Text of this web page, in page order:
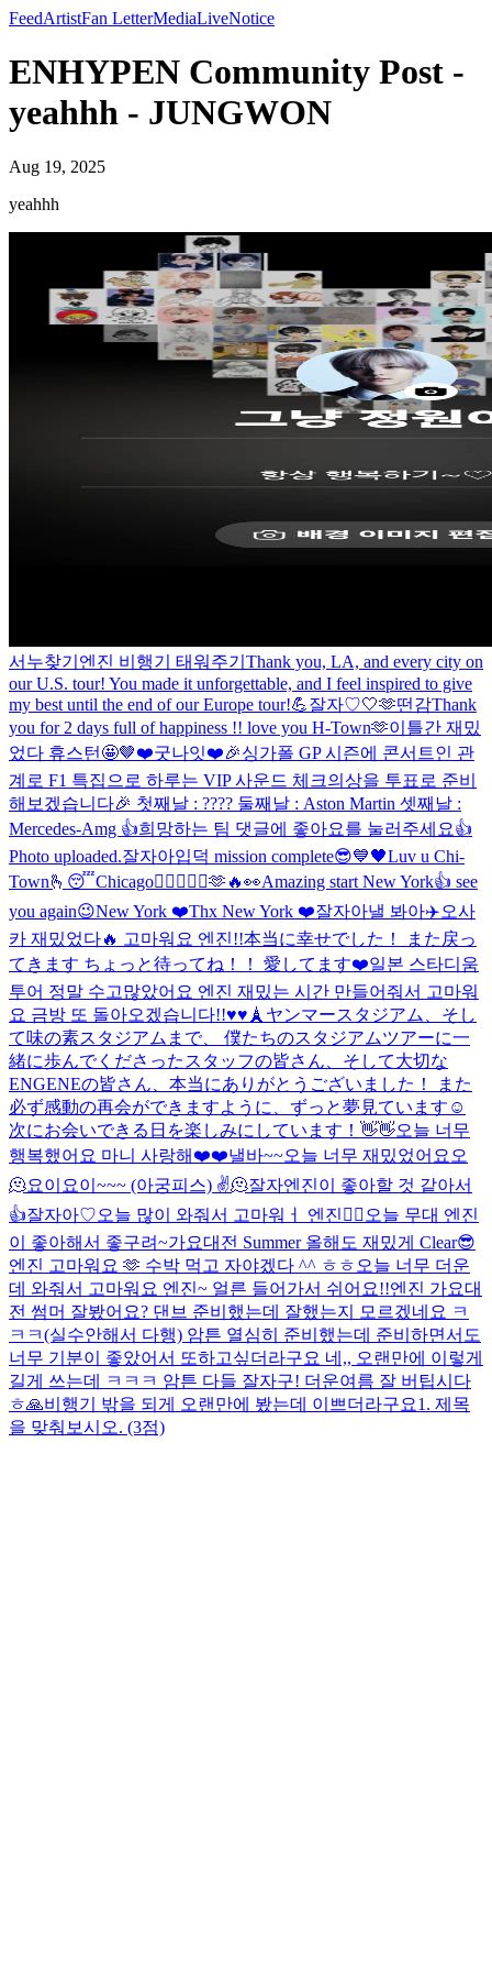
FeedArtistFan LetterMediaLiveNotice
ENHYPEN Community Post -
yeahhh - JUNGWON
Aug 19, 2025
yeahhh
서누찾기 엔진 비행기 태워주기 Thank you, LA, and every city on
our U.S. tour! You made it unforgettable, and I feel inspired to give
my best until the end of our Europe tour!💪잘자♡🤍🫶떤감Thank
you for 2 days full of happiness !! love you H-Town🫶이틀간 재밌
었다 휴스턴🤩🤎❤️굿나잇❤️🎉싱가폴 GP 시즌에 콘서트인 관
계로 F1 특집으로 하루는 VIP 사운드 체크의상을 투표로 준비
해보겠습니다🎉 첫째날 : ???? 둘째날 : Aston Martin 셋째날 :
Mercedes-Amg 👍희망하는 팀 댓글에 좋아요를 눌러주세요👍
Photo uploaded.잘자아입덕 mission complete😎💙🖤Luv u Chi-
Town🫰 😴Chicago❤️‍🔥🤘🙂‍↕️🫶🔥👀Amazing start New York👍 see
you again😉New York ❤️Thx New York ❤️잘자아낼 봐아✈️오사
카 재밌었다🔥 고마워요 엔진!!本当に幸せでした！ また戻っ
てきます ちょっと待ってね！！ 愛してます❤️일본 스타디움
투어 정말 수고많았어요 엔진 재밌는 시간 만들어줘서 고마워
요 금방 또 돌아오겠습니다!!♥️♥️ 🗼 ヤンマースタジアム、そし
て味の素スタジアムまで、 僕たちのスタジアムツアーに一
緒に歩んでくださったスタッフの皆さん、そして大切な
ENGENEの皆さん、本当にありがとうございました！ また
必ず感動の再会ができますように、ずっと夢見ています☺️
次にお会いできる日を楽しみにしています！👋👋오늘 너무
행복했어요 마니 사랑해❤️❤️낼바~~오늘 너무 재밌었어요오
🫠요이 요이~~~ (아궁피스) ✌️🫠잘자엔진이 좋아할 것 같아서
👍잘자아♡오늘 많이 와줘서 고마워ㅓ 엔진❤️‍🔥 오늘 무대 엔진
이 좋아해서 좋구려~가요대전 Summer 올해도 재밌게 Clear😎
엔진 고마워요 🫶 수박 먹고 자야겠다 ^^ ㅎㅎ 오늘 너무 더운
데 와줘서 고마워요 엔진~ 얼른 들어가서 쉬어요!!엔진 가요대
전 썸머 잘봤어요? 댄브 준비했는데 잘했는지 모르겠네요 ㅋ
ㅋㅋ(실수안해서 다행) 암튼 열심히 준비했는데 준비하면서도
너무 기분이 좋았어서 또하고싶더라구요 네,, 오랜만에 이렇게
길게 쓰는데 ㅋㅋㅋ 암튼 다들 잘자구! 더운여름 잘 버팁시다
ㅎ🙏비행기 밖을 되게 오랜만에 봤는데 이쁘더라구요1. 제목
을 맞춰보시오. (3점)